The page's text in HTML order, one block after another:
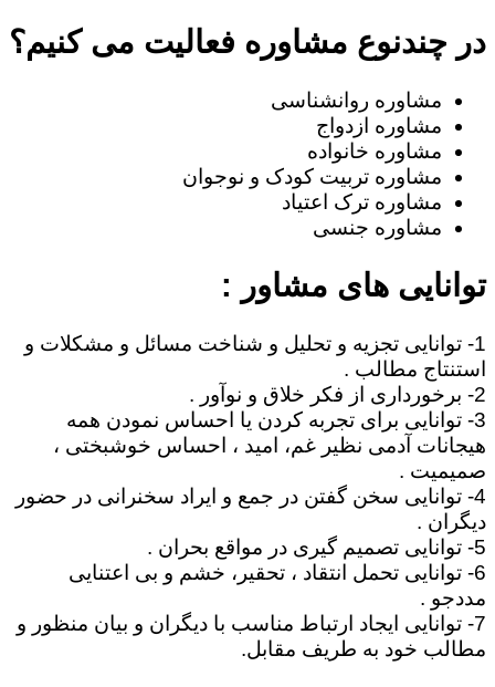
در چندنوع مشاوره فعالیت می کنیم؟
مشاوره روانشناسی
مشاوره ازدواج
مشاوره خانواده
مشاوره تربیت کودک و نوجوان
مشاوره ترک اعتیاد
مشاوره جنسی
توانایی های مشاور :
1- توانایی تجزیه و تحلیل و شناخت مسائل و مشکلات و
استنتاج مطالب .
2- برخورداری از فکر خلاق و نوآور .
3- توانایی برای تجربه کردن یا احساس نمودن همه
هیجانات آدمی نظیر غم، امید ، احساس خوشبختی ،
صمیمیت .
4- توانایی سخن گفتن در جمع و ایراد سخنرانی در حضور
دیگران .
5- توانایی تصمیم گیری در مواقع بحران .
6- توانایی تحمل انتقاد ، تحقیر، خشم و بی اعتنایی
مددجو .
7- توانایی ایجاد ارتباط مناسب با دیگران و بیان منظور و
مطالب خود به طریف مقابل.